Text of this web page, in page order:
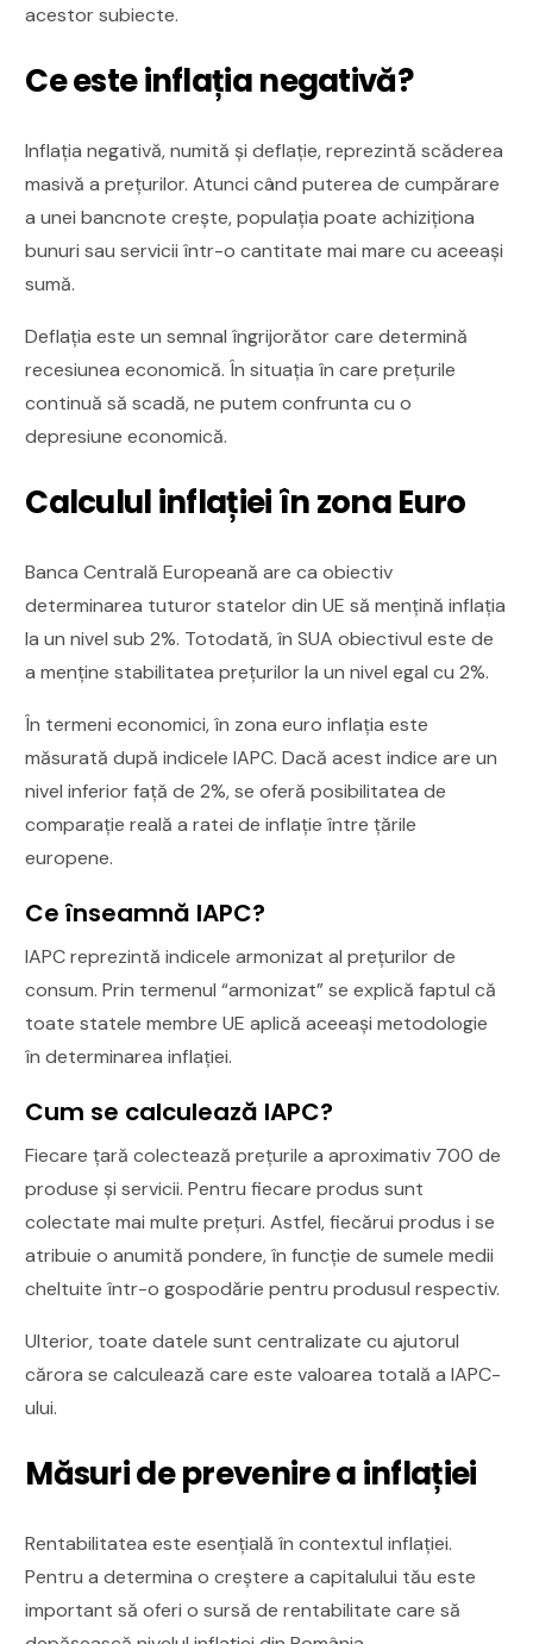
acestor subiecte.
Ce este inflația negativă?
Inflația negativă, numită și deflație, reprezintă scăderea
masivă a prețurilor. Atunci când puterea de cumpărare
a unei bancnote crește, populația poate achiziționa
bunuri sau servicii într-o cantitate mai mare cu aceeași
sumă.
Deflația este un semnal îngrijorător care determină
recesiunea economică. În situația în care prețurile
continuă să scadă, ne putem confrunta cu o
depresiune economică.
Calculul inflației în zona Euro
Banca Centrală Europeană are ca obiectiv
determinarea tuturor statelor din UE să mențină inflația
la un nivel sub 2%. Totodată, în SUA obiectivul este de
a menține stabilitatea prețurilor la un nivel egal cu 2%.
În termeni economici, în zona euro inflația este
măsurată după indicele IAPC. Dacă acest indice are un
nivel inferior față de 2%, se oferă posibilitatea de
comparație reală a ratei de inflație între țările
europene.
Ce înseamnă IAPC?
IAPC reprezintă indicele armonizat al prețurilor de
consum. Prin termenul “armonizat” se explică faptul că
toate statele membre UE aplică aceeași metodologie
în determinarea inflației.
Cum se calculează IAPC?
Fiecare țară colectează prețurile a aproximativ 700 de
produse și servicii. Pentru fiecare produs sunt
colectate mai multe prețuri. Astfel, fiecărui produs i se
atribuie o anumită pondere, în funcție de sumele medii
cheltuite într-o gospodărie pentru produsul respectiv.
Ulterior, toate datele sunt centralizate cu ajutorul
cărora se calculează care este valoarea totală a IAPC-
ului.
Măsuri de prevenire a inflației
Rentabilitatea este esențială în contextul inflației.
Pentru a determina o creștere a capitalului tău este
important să oferi o sursă de rentabilitate care să